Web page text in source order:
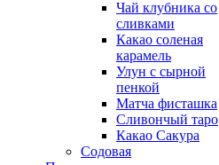
Чай клубника со
сливками
Какао соленая
карамель
Улун с сырной
пенкой
Матча фисташка
Сливончый таро
Какао Сакура
Содовая